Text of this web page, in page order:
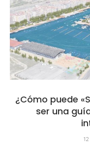
¿Cómo puede
ser una